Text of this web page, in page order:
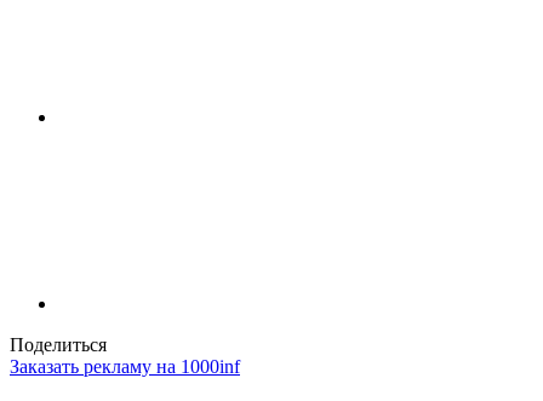
Поделиться
Заказать рекламу на 1000inf